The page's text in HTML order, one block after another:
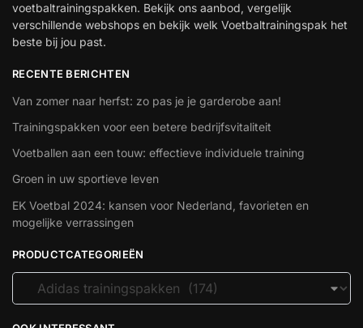
voetbaltrainingspakken. Bekijk ons aanbod, vergelijk
verschillende webshops en bekijk welk Voetbaltrainingspak het
beste bij jou past.
RECENTE BERICHTEN
Van zomer naar herfst: zo pas je je garderobe aan!
Trainingspakken voor een betere bedrijfsvitaliteit
Voetballen aan een touw: effectieve individuele training
Groen in uw sportieve leven
EK Voetbal 2024: kansen voor Nederland, favorieten en
mogelijke verrassingen
PRODUCTCATEGORIEËN